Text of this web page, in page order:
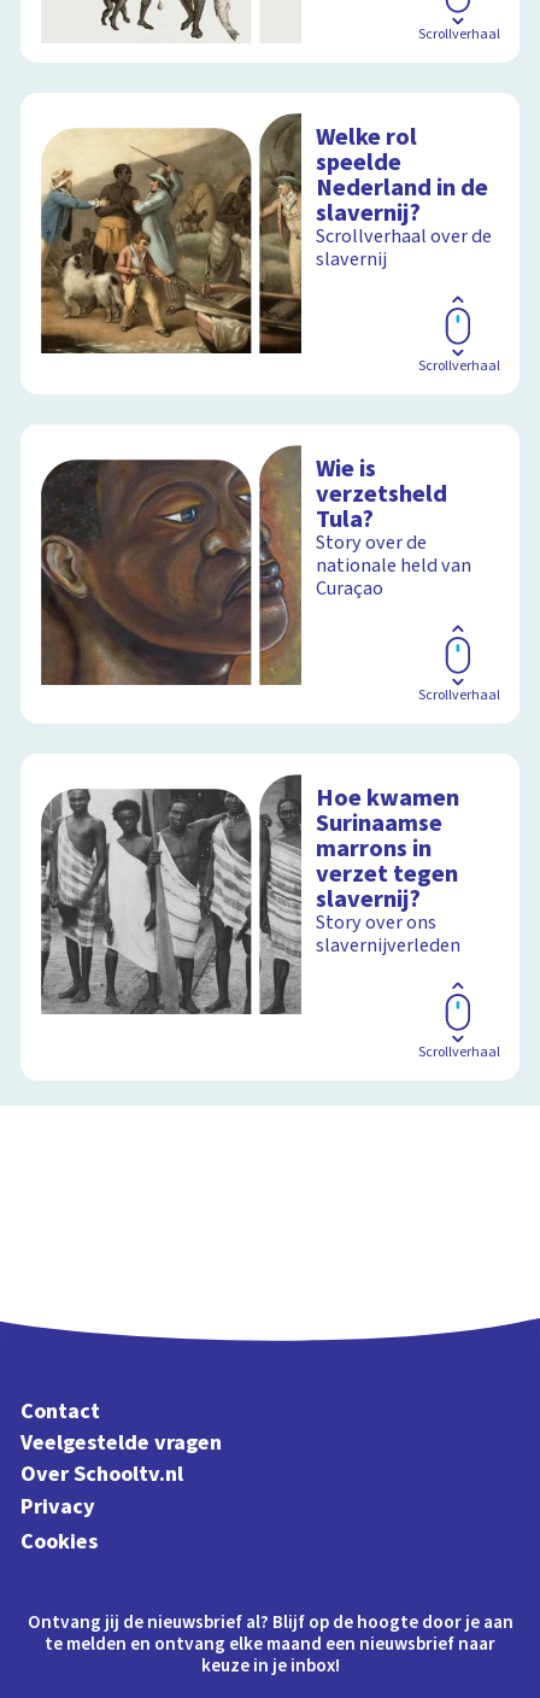
Scrollverhaal
Welke rol
speelde
Nederland in de
slavernij?
Scrollverhaal over de
slavernij
Scrollverhaal
Wie is
verzetsheld
Tula?
Story over de
nationale held van
Curaçao
Scrollverhaal
Hoe kwamen
Surinaamse
marrons in
verzet tegen
slavernij?
Story over ons
slavernijverleden
Scrollverhaal
Contact
Veelgestelde vragen
Over Schooltv.nl
Privacy
Cookies
Ontvang jij de nieuwsbrief al? Blijf op de hoogte door je aan
te melden en ontvang elke maand een nieuwsbrief naar
keuze in je inbox!